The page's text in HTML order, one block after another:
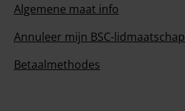
Algemene maat info
Annuleer mijn BSC-lidmaatschap
Betaalmethodes